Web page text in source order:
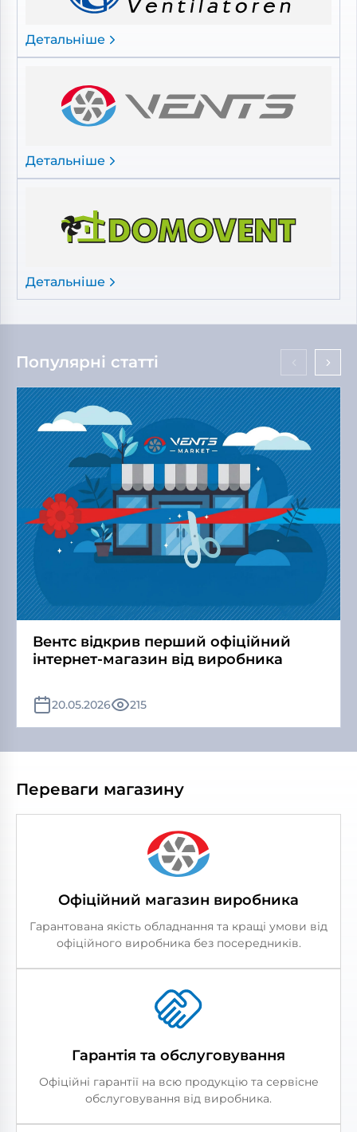
Детальніше
Детальніше
Детальніше
Популярні статті
Вентс відкрив перший офіційний
інтернет-магазин від виробника
20.05.2026 215
Переваги магазину
Офіційний магазин виробника
Гарантована якість обладнання та кращі умови від
офіційного виробника без посередників.
Гарантія та обслуговування
Офіційні гарантії на всю продукцію та сервісне
обслуговування від виробника.